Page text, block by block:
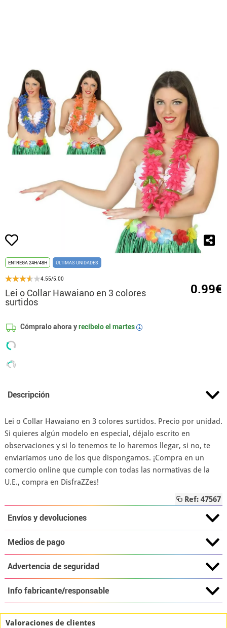
ENTREGA 24H/48H ÚLTIMAS UNIDADES
4.55/5.00
Lei o Collar Hawaiano en 3 colores
surtidos
0.99€
Cómpralo ahora yrecíbelo el martes i
Descripción
Lei o Collar Hawaiano en 3 colores surtidos. Precio por unidad.
Si quieres algún modelo en especial, déjalo escrito en
observaciones y si lo tenemos te lo haremos llegar, si no, te
enviaríamos uno de los que dispongamos. ¡Compra en un
comercio online que cumple con todas las normativas de la
U.E., compra en DisfraZZes!
Ref: 47567
Envíos y devoluciones
Medios de pago
Advertencia de seguridad
Info fabricante/responsable
Valoraciones de clientes